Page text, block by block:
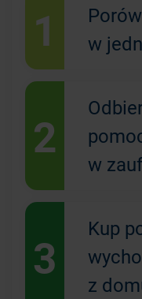
1
w
2
w
3
Kup
z